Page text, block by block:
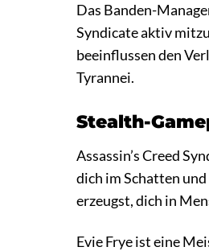
Das Banden-
Syndicate aktiv
beeinflussen den
Tyrannei.
Stealth-
Assassin’s Creed
dich im Schatten
erzeugst, dich in
Evie Frye ist eine